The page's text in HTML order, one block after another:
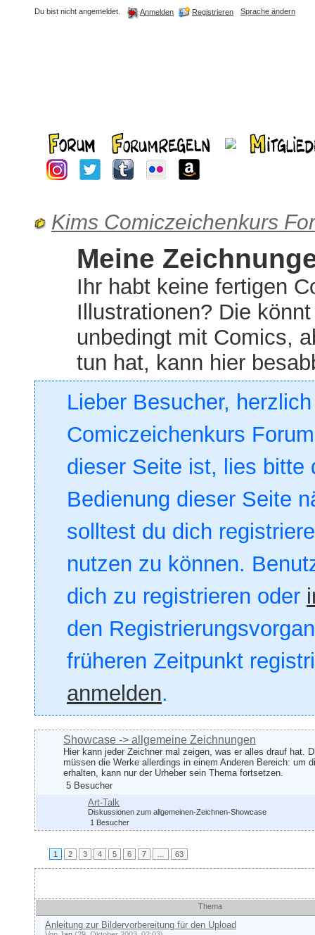
Du bist nicht angemeldet. Anmelden Registrieren Sprache ändern
Kims Comiczeichenkurs
Meine
Ihr habt keine fertigen
Illustrationen? Die
unbedingt mit Comics,
tun hat, kann hier
Lieber Besucher,
Comiczeichenkurs
dieser Seite ist, lies bitte
Bedienung dieser Seite
solltest du dich
nutzen zu können.
dich zu registrieren oder
den
früheren Zeitpunkt
anmelden.
Showcase -> allgemeine Zeichnungen
Hier kann jeder Zeichner mal zeigen, was er alles drauf hat.
müssen die Werke allerdings in einem Anderen Bereich: um
erhalten, kann nur der Urheber sein Thema fortsetzen.
5 Besucher
Art-Talk
Diskussionen zum allgemeinen-Zeichnen-Showcase
1 Besucher
1 2 3 4 5 6 7 … 63
Thema
Anleitung zur Bildervorbereitung für den Upload